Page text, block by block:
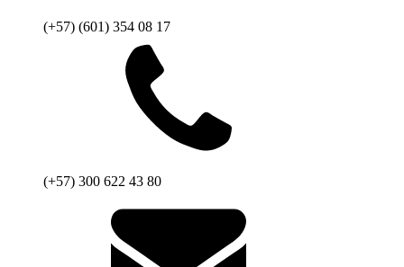
(+57) (601) 354 08 17
(+57) 300 622 43 80